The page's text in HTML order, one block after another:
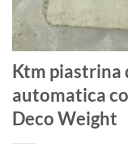
Ktm piastrina
automatica
Deco Weight